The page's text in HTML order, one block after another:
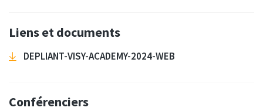
Liens et documents
DEPLIANT-VISY-ACADEMY-2024-WEB
Conférenciers